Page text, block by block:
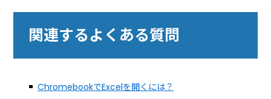
関連するよくある質問
ChromebookでExcelを開くには？